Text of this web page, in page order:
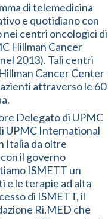
di telemedicina
e quotidiano con
centri oncologici di
Hillman Cancer
2013). Tali centri
Cancer Center
attraverso le 60
Delegato di UPMC
UPMC International
Italia da oltre
il governo
ISMETT un
e le terapie ad alta
di ISMETT, il
Ri.MED che